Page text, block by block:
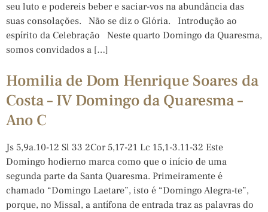
seu luto e podereis beber e saciar-vos na abundância das
suas consolações. Não se diz o Glória. Introdução ao
espírito da Celebração Neste quarto Domingo da Quaresma,
somos convidados a […]
Homilia de Dom Henrique Soares da
Costa – IV Domingo da Quaresma –
Ano C
Js 5,9a.10-12 Sl 33 2Cor 5,17-21 Lc 15,1-3.11-32 Este
Domingo hodierno marca como que o início de uma
segunda parte da Santa Quaresma. Primeiramente é
chamado “Domingo Laetare”, isto é “Domingo Alegra-te”,
porque, no Missal, a antífona de entrada traz as palavras do